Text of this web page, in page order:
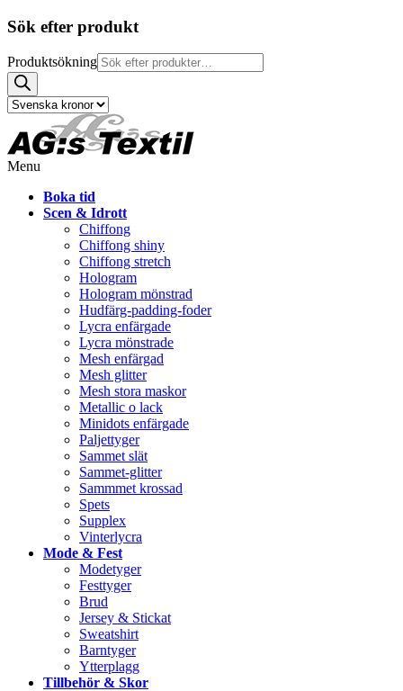
Sök efter produkt
Produktsökning
Menu
Boka tid
Scen & Idrott
Chiffong
Chiffong shiny
Chiffong stretch
Hologram
Hologram mönstrad
Hudfärg-padding-foder
Lycra enfärgade
Lycra mönstrade
Mesh enfärgad
Mesh glitter
Mesh stora maskor
Metallic o lack
Minidots enfärgade
Paljettyger
Sammet slät
Sammet-glitter
Sammmet krossad
Spets
Supplex
Vinterlycra
Mode & Fest
Modetyger
Festtyger
Brud
Jersey & Stickat
Sweatshirt
Barntyger
Ytterplagg
Tillbehör & Skor